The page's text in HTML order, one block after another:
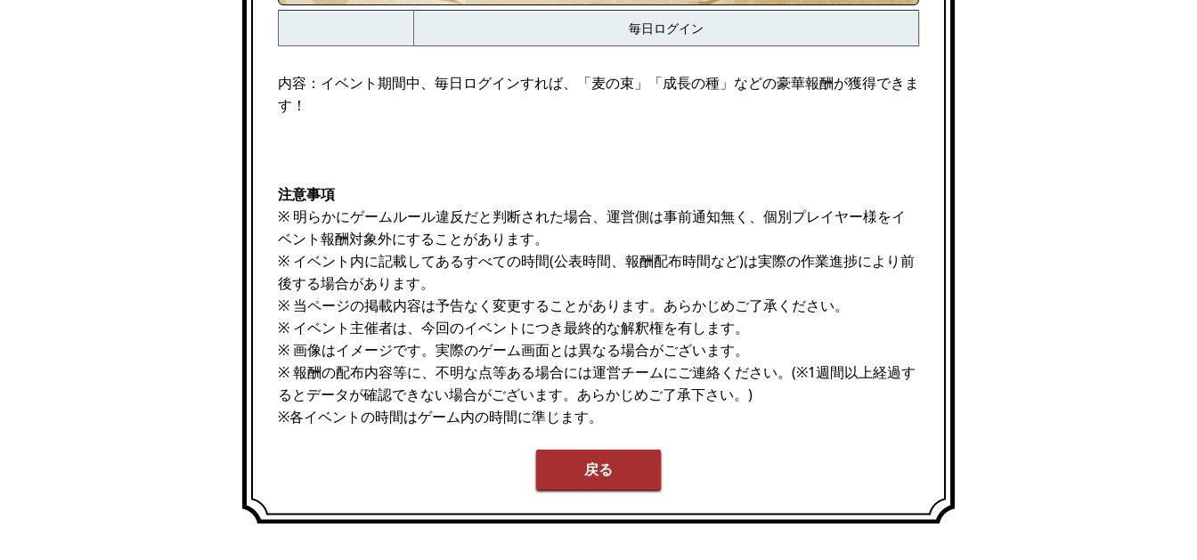
毎日ログイン
内容：イベント期間中、毎日ログインすれば、「麦の束」「成長の種」などの豪華報酬が獲得できま
す！
注意事項
※ 明らかにゲームルール違反だと判断された場合、運営側は事前通知無く、個別プレイヤー様をイ
ベント報酬対象外にすることがあります。
※ イベント内に記載してあるすべての時間(公表時間、報酬配布時間など)は実際の作業進捗により前
後する場合があります。
※ 当ページの掲載内容は予告なく変更することがあります。あらかじめご了承ください。
※ イベント主催者は、今回のイベントにつき最終的な解釈権を有します。
※ 画像はイメージです。実際のゲーム画面とは異なる場合がございます。
※ 報酬の配布内容等に、不明な点等ある場合には運営チームにご連絡ください。(※1週間以上経過す
るとデータが確認できない場合がございます。あらかじめご了承下さい。)
※各イベントの時間はゲーム内の時間に準じます。
戻る